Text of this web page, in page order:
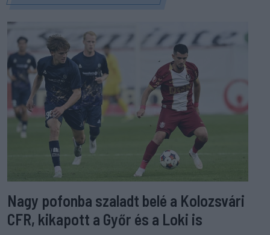
Nagy pofonba szaladt belé a Kolozsvári
CFR, kikapott a Győr és a Loki is